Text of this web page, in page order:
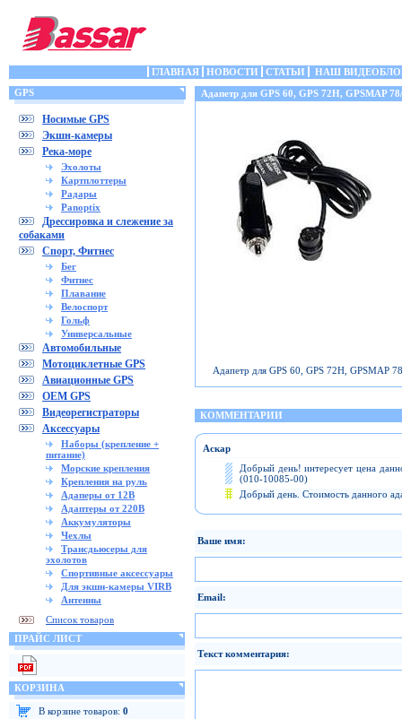
ГЛАВНАЯ НОВОСТИ СТАТЬИ
НАШ
GPS
Носимые GPS
Экшн-камеры
Река-море
Эхолоты
Картплоттеры
Радары
Panoptix
Дрессировка и слежение за
собаками
Спорт, Фитнес
Бег
Фитнес
Плавание
Велоспорт
Гольф
Универсальные
Автомобильные
Мотоциклетные GPS
Авиационные GPS
OEM GPS
Видеорегистраторы
Аксессуары
Наборы (крепление +
питание)
Морские крепления
Крепления на руль
Адаперы от 12В
Адаптеры от 220В
Аккумуляторы
Чехлы
Трансдьюсеры для
эхолотов
Спортивные аксессуары
Для экшн-камеры VIRB
Антенны
Список товаров
ПРАЙС ЛИСТ
КОРЗИНА
В корзине товаров: 0
Адапетр для GPS 60, GPS 72H, GPSMAP
Адапетр для GPS 60, GPS 72H, GPSMAP
КОММЕНТАРИИ
Аскар
Добрый день! интересует цена
(010-10085-00)
Добрый день. Стоимость данного
Ваше имя:
Email:
Текст комментария: